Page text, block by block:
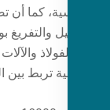
كما أن تصميمها
والتفريغ بواسطة
والآلات
تربط بين النقل